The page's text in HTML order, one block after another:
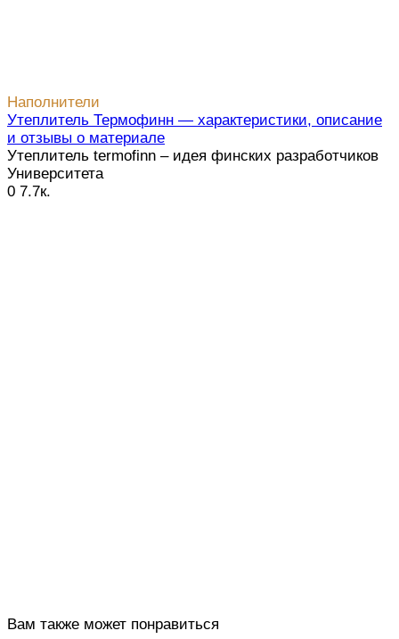
Наполнители
Утеплитель Термофинн — характеристики, описание
и отзывы о материале
Утеплитель termofinn – идея финских разработчиков
Университета
0 7.7к.
Вам также может понравиться